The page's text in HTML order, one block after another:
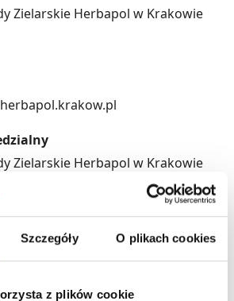
Szczegóły O plikach cookies
z plików cookie
Zielarskie Herbapol w Krakowie
Zielarskie Herbapol w Krakowie